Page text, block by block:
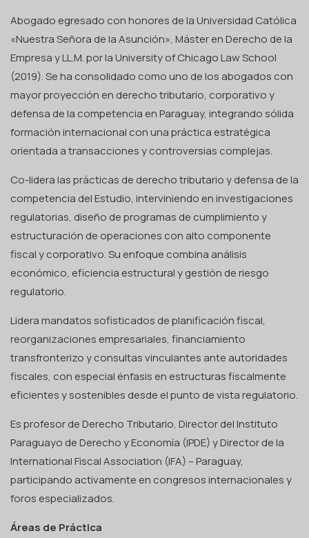
Abogado egresado con honores de la Universidad Católica
«Nuestra Señora de la Asunción», Máster en Derecho de la
Empresa y LL.M. por la University of Chicago Law School
(2019). Se ha consolidado como uno de los abogados con
mayor proyección en derecho tributario, corporativo y
defensa de la competencia en Paraguay, integrando sólida
formación internacional con una práctica estratégica
orientada a transacciones y controversias complejas.
Co-lidera las prácticas de derecho tributario y defensa de la
competencia del Estudio, interviniendo en investigaciones
regulatorias, diseño de programas de cumplimiento y
estructuración de operaciones con alto componente
fiscal y corporativo. Su enfoque combina análisis
económico, eficiencia estructural y gestión de riesgo
regulatorio.
Lidera mandatos sofisticados de planificación fiscal,
reorganizaciones empresariales, financiamiento
transfronterizo y consultas vinculantes ante autoridades
fiscales, con especial énfasis en estructuras fiscalmente
eficientes y sostenibles desde el punto de vista regulatorio.
Es profesor de Derecho Tributario, Director del Instituto
Paraguayo de Derecho y Economía (IPDE) y Director de la
International Fiscal Association (IFA) – Paraguay,
participando activamente en congresos internacionales y
foros especializados.
Áreas de Práctica